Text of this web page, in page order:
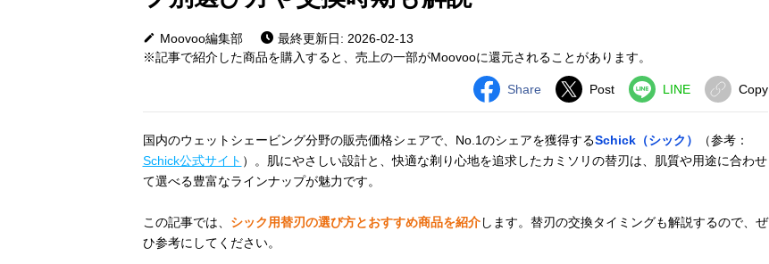
Moovoo編集部
最終更新日: 2026-02-13
※記事で紹介した商品を購入すると、売上の一部がMoovooに還元されることがあります。
Share Post LINE Copy
国内のウェットシェービング分野の販売価格シェアで、No.1のシェアを獲得するSchick（シック）
（参考：
Schick公式サイト ）。肌にやさしい設計と、快適な剃り心地を追求したカミソリの替刃は、肌質や用途に合わせ
て選べる豊富なラインナップが魅力です。
この記事では、 シック用替刃の選び方とおすすめ商品を紹介します。替刃の交換タイミングも解説するので、ぜ
ひ参考にしてください。